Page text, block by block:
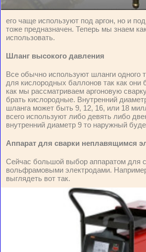
его чаще используют под аргон, но и
тоже предназначен. Теперь мы знаем
использовать.
Шланг высокого давления
Все обычно используют шланги одного
для кислородных баллонов так как они
как мы рассматриваем аргоновую
брать кислородные. Внутренний
шланга может быть 9, 12, 16, или 18
всего используют либо девять либо
внутренний диаметр 9 то наружный
Аппарат для сварки неплавящимся
Сейчас большой выбор аппаратом для
вольфрамовыми электродами.
выглядеть вот так.